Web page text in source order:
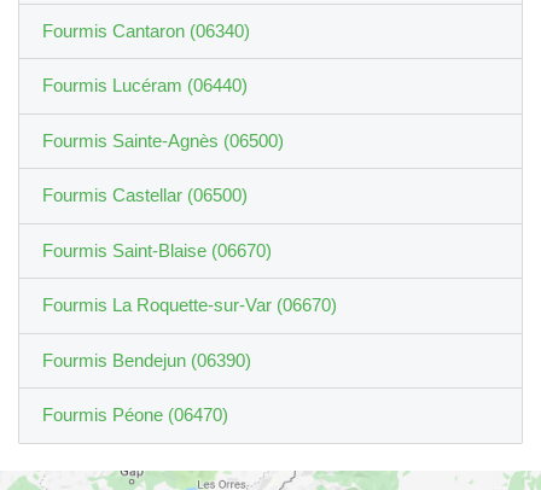
Fourmis Cantaron (06340)
Fourmis Lucéram (06440)
Fourmis Sainte-Agnès (06500)
Fourmis Castellar (06500)
Fourmis Saint-Blaise (06670)
Fourmis La Roquette-sur-Var (06670)
Fourmis Bendejun (06390)
Fourmis Péone (06470)